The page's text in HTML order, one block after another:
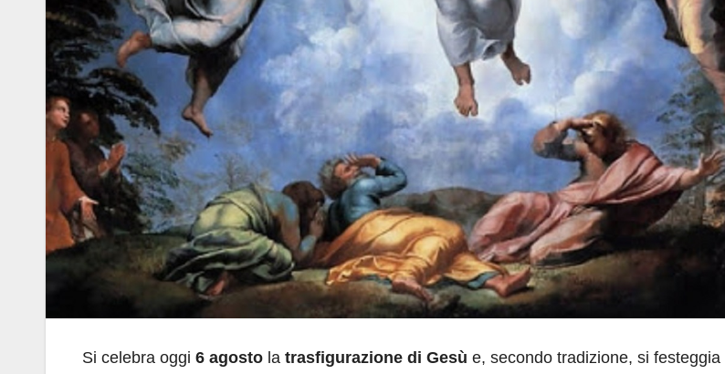
Si celebra oggi 6 agosto la trasfigurazione di Gesù e, secondo tradizione, si festeggia